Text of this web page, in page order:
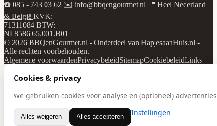
☎️ 085 - 743 03 62 ✉️ info@bbqengourmet.nl 📍 Heel Nederland
& België KVK:
71311084 BTW:
NL8586.65.001.B01
© 2026 BBQenGourmet.nl - Onderdeel van HapjesaanHuis.nl -
Alle rechten voorbehouden.
Algemene voorwaardenPrivacybeleidSitemapCookiebeleidLinks
Cookies & privacy
We gebruiken cookies voor analyse en (optioneel)
Alles weigeren Alles accepteren Instellingen